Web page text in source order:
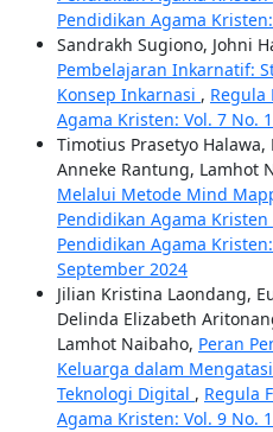
Pendidikan Agama
Sandrakh Sugiono, Johni
Pembelajaran Inkarnatif:
Konsep Inkarnasi , Regula
Agama Kristen: Vol. 7 No.
Timotius Prasetyo Halawa,
Anneke Rantung, Lamhot
Melalui Metode Mind
Pendidikan Agama Kristen
Pendidikan Agama
September 2024
Jilian Kristina Laondang,
Delinda Elizabeth
Lamhot Naibaho, Peran
Keluarga dalam
Teknologi Digital , Regula
Agama Kristen: Vol. 9 No.